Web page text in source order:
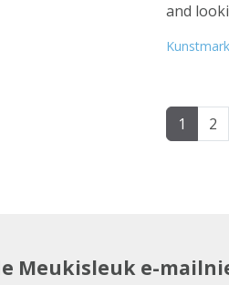
and
1 2
Meukisleuk e-